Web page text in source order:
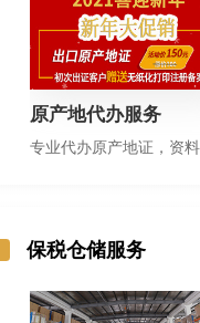
原产地代办服务
专
保税仓储服务